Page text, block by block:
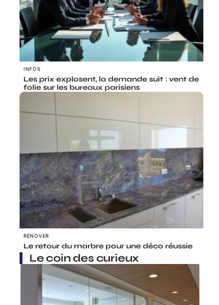
INFOS
Les prix explosent, la demande suit : vent de
folie sur les bureaux parisiens
RÉNOVER
Le retour du marbre pour une déco réussie
Le coin des curieux